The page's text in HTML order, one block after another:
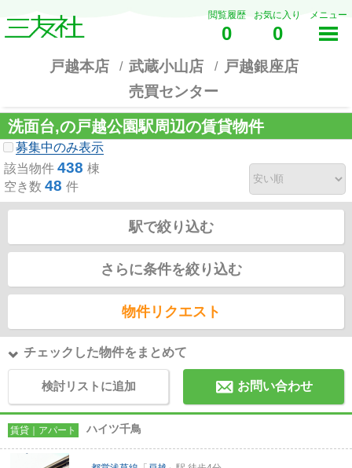
閲覧履歴
0
お気に入り
0
メニュー
戸越本店 武蔵小山店
戸越銀座店
売買センター
洗面台,の戸越公園駅周辺の賃貸物件
募集中のみ表示
該当物件 438 棟
空き数 48 件
駅で絞り込む
さらに条件を絞り込む
物件リクエスト
チェックした物件をまとめて
検討リストに追加 お問い合わせ
賃貸｜アパート ハイツ千鳥